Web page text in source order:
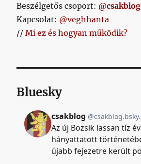
Beszélgetős csoport: @csakblog
Kapcsolat: @veghhanta
//Mi ez és hogyan működik?
Bluesky